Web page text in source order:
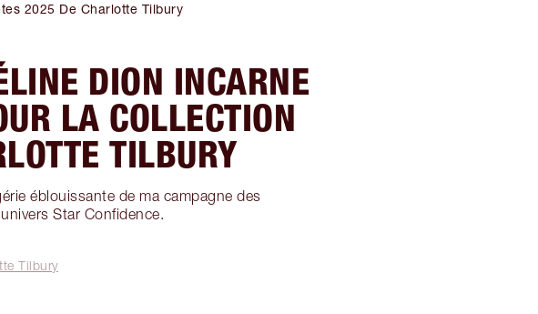
2025 De Charlotte Tilbury
DION INCARNE
LA COLLECTION
TILBURY
éblouissante de ma campagne des
Star Confidence.
Tilbury